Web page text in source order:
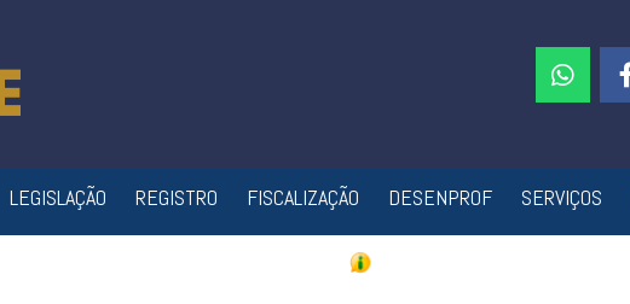
LEGISLAÇÃO REGISTRO FISCALIZAÇÃO DESENPROF SERVIÇOS